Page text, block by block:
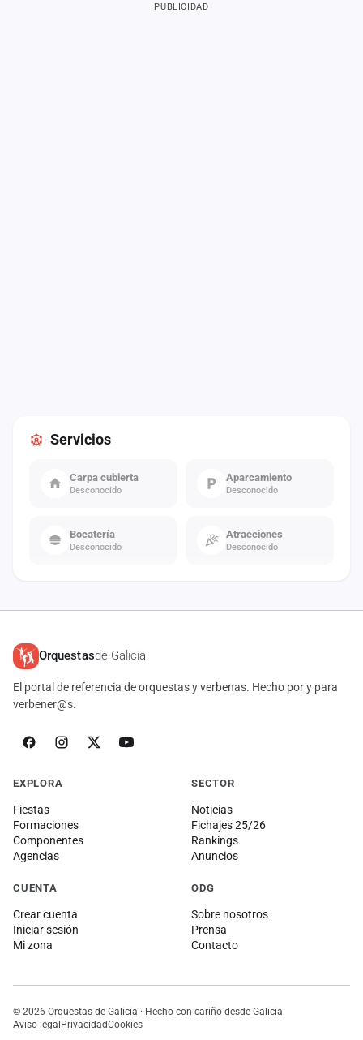
Servicios
Carpa cubierta
Desconocido
Aparcamiento
Desconocido
Bocatería
Desconocido
Atracciones
Desconocido
PUBLICIDAD
Orquestasde Galicia
El portal de referencia de orquestas y verbenas. Hecho por y para
verbener@s.
EXPLORA
Fiestas
Formaciones
Componentes
Agencias
SECTOR
Noticias
Fichajes 25/26
Rankings
Anuncios
CUENTA
Crear cuenta
Iniciar sesión
Mi zona
ODG
Sobre nosotros
Prensa
Contacto
© 2026 Orquestas de Galicia · Hecho con cariño desde Galicia
Aviso legalPrivacidadCookies